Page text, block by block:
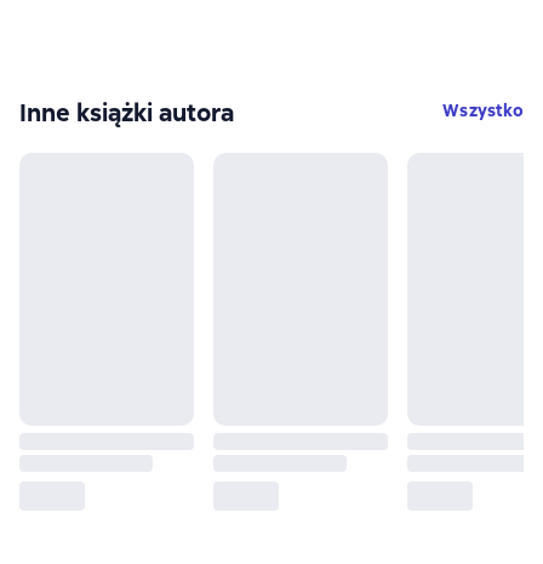
Inne książki autora Wszystko